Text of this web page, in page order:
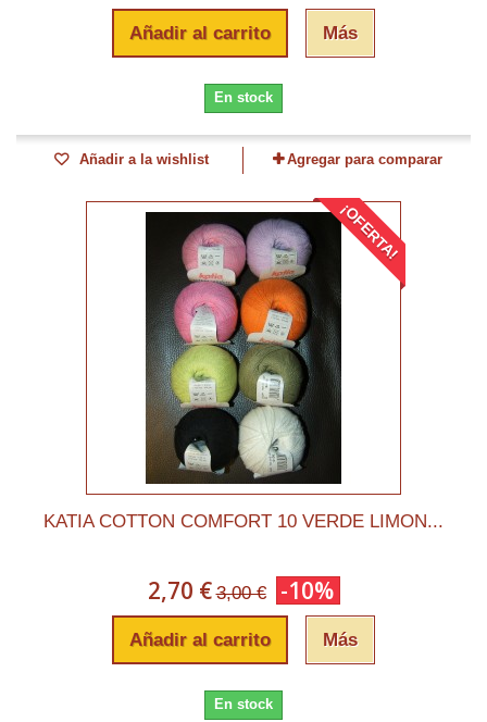
Añadir al carrito Más
En stock
Añadir a la wishlist Agregar para comparar
¡OFERTA!
KATIA COTTON COMFORT 10 VERDE LIMON...
2,70 € 3,00 € -10%
Añadir al carrito Más
En stock